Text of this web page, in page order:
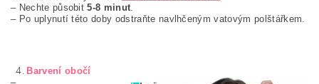
– Nechte působit 5-8 minut.
– Po uplynutí této doby odstraňte navlhčeným vatovým polštářkem.
Barvení obočí